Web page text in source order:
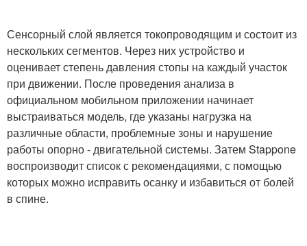
Сенсорный слой является токопроводящим и состоит из
нескольких сегментов. Через них устройство и
оценивает степень давления стопы на каждый участок
при движении. После проведения анализа в
официальном мобильном приложении начинает
выстраиваться модель, где указаны нагрузка на
различные области, проблемные зоны и нарушение
работы опорно - двигательной системы. Затем Stappone
воспроизводит список с рекомендациями, с помощью
которых можно исправить осанку и избавиться от болей
в спине.